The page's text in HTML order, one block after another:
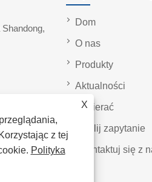
X
z tej
Polityka
Dom
O nas
Produkty
Aktualności
Pobierać
Wyślij zapytanie
Skontaktuj się z